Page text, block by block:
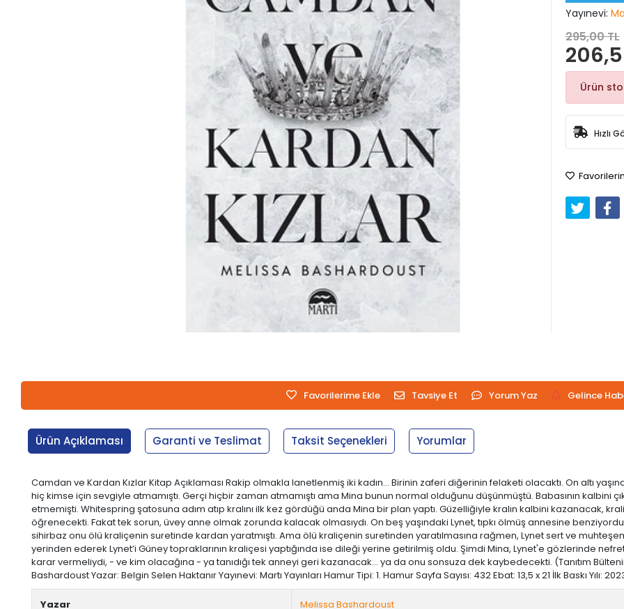
Yayınevi:
295,00 TL
Ürün
Hızlı
Favorilerime Ekle Tavsiye Et Yorum Yaz Gelince
Ürün Açıklaması Garanti ve Teslimat Taksit Seçenekleri Yorumlar
Camdan ve Kardan Kızlar Kitap Açıklaması Rakip olmakla lanetlenmiş iki kadın… Birinin zaferi diğerinin felaketi olacaktı. On altı
hiç kimse için sevgiyle atmamıştı. Gerçi hiçbir zaman atmamıştı ama Mina bunun normal olduğunu düşünmüştü. Babasının kalbini
etmemişti. Whitespring şatosuna adım atıp kralını ilk kez gördüğü anda Mina bir plan yaptı. Güzelliğiyle kralın kalbini kazanacak,
öğrenecekti. Fakat tek sorun, üvey anne olmak zorunda kalacak olmasıydı. On beş yaşındaki Lynet, tıpkı ölmüş annesine
sihirbaz onu ölü kraliçenin suretinde kardan yaratmıştı. Ama ölü kraliçenin suretinden yaratılmasına rağmen, Lynet sert ve
yerinden ederek Lynet’i Güney topraklarının kraliçesi yaptığında ise dileği yerine getirilmiş oldu. Şimdi Mina, Lynet'e gözlerinde
karar vermeliydi, - ve kim olacağına - ya tanıdığı tek anneyi geri kazanacak… ya da onu sonsuza dek kaybedecekti. (Tanıtım
Bashardoust Yazar: Belgin Selen Haktanır Yayınevi: Martı Yayınları Hamur Tipi: 1. Hamur Sayfa Sayısı: 432 Ebat: 13,5 x 21 İlk Baskı Yılı:
Yazar Melissa Bashardoust